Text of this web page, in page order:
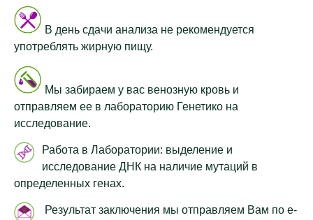
В день сдачи анализа не рекомендуется
употреблять жирную пищу.
Мы забираем у вас венозную кровь и
отправляем ее в лабораторию Генетико на
исследование.
Работа в Лаборатории: выделение и
исследование ДНК на наличие мутаций в
определенных генах.
Результат заключения мы отправляем Вам по e-